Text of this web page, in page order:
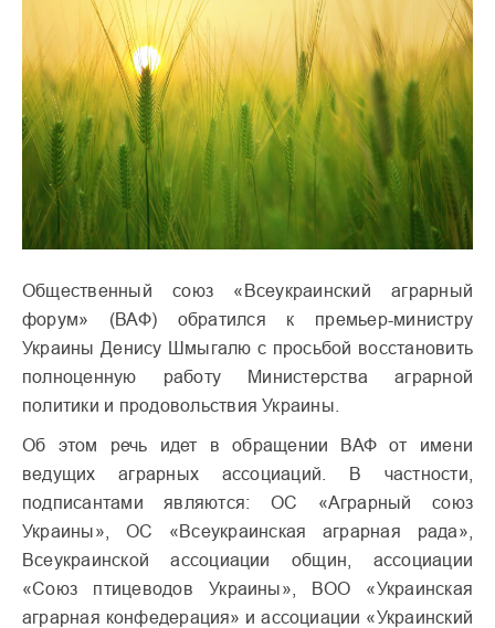
Общественный союз «Всеукраинский аграрный
форум» (ВАФ) обратился к премьер-министру
Украины Денису Шмыгалю с просьбой восстановить
полноценную работу Министерства аграрной
политики и продовольствия Украины.
Об этом речь идет в обращении ВАФ от имени
ведущих аграрных ассоциаций. В частности,
подписантами являются: ОС «Аграрный союз
Украины», ОС «Всеукраинская аграрная рада»,
Всеукраинской ассоциации общин, ассоциации
«Союз птицеводов Украины», ВОО «Украинская
аграрная конфедерация» и ассоциации «Украинский